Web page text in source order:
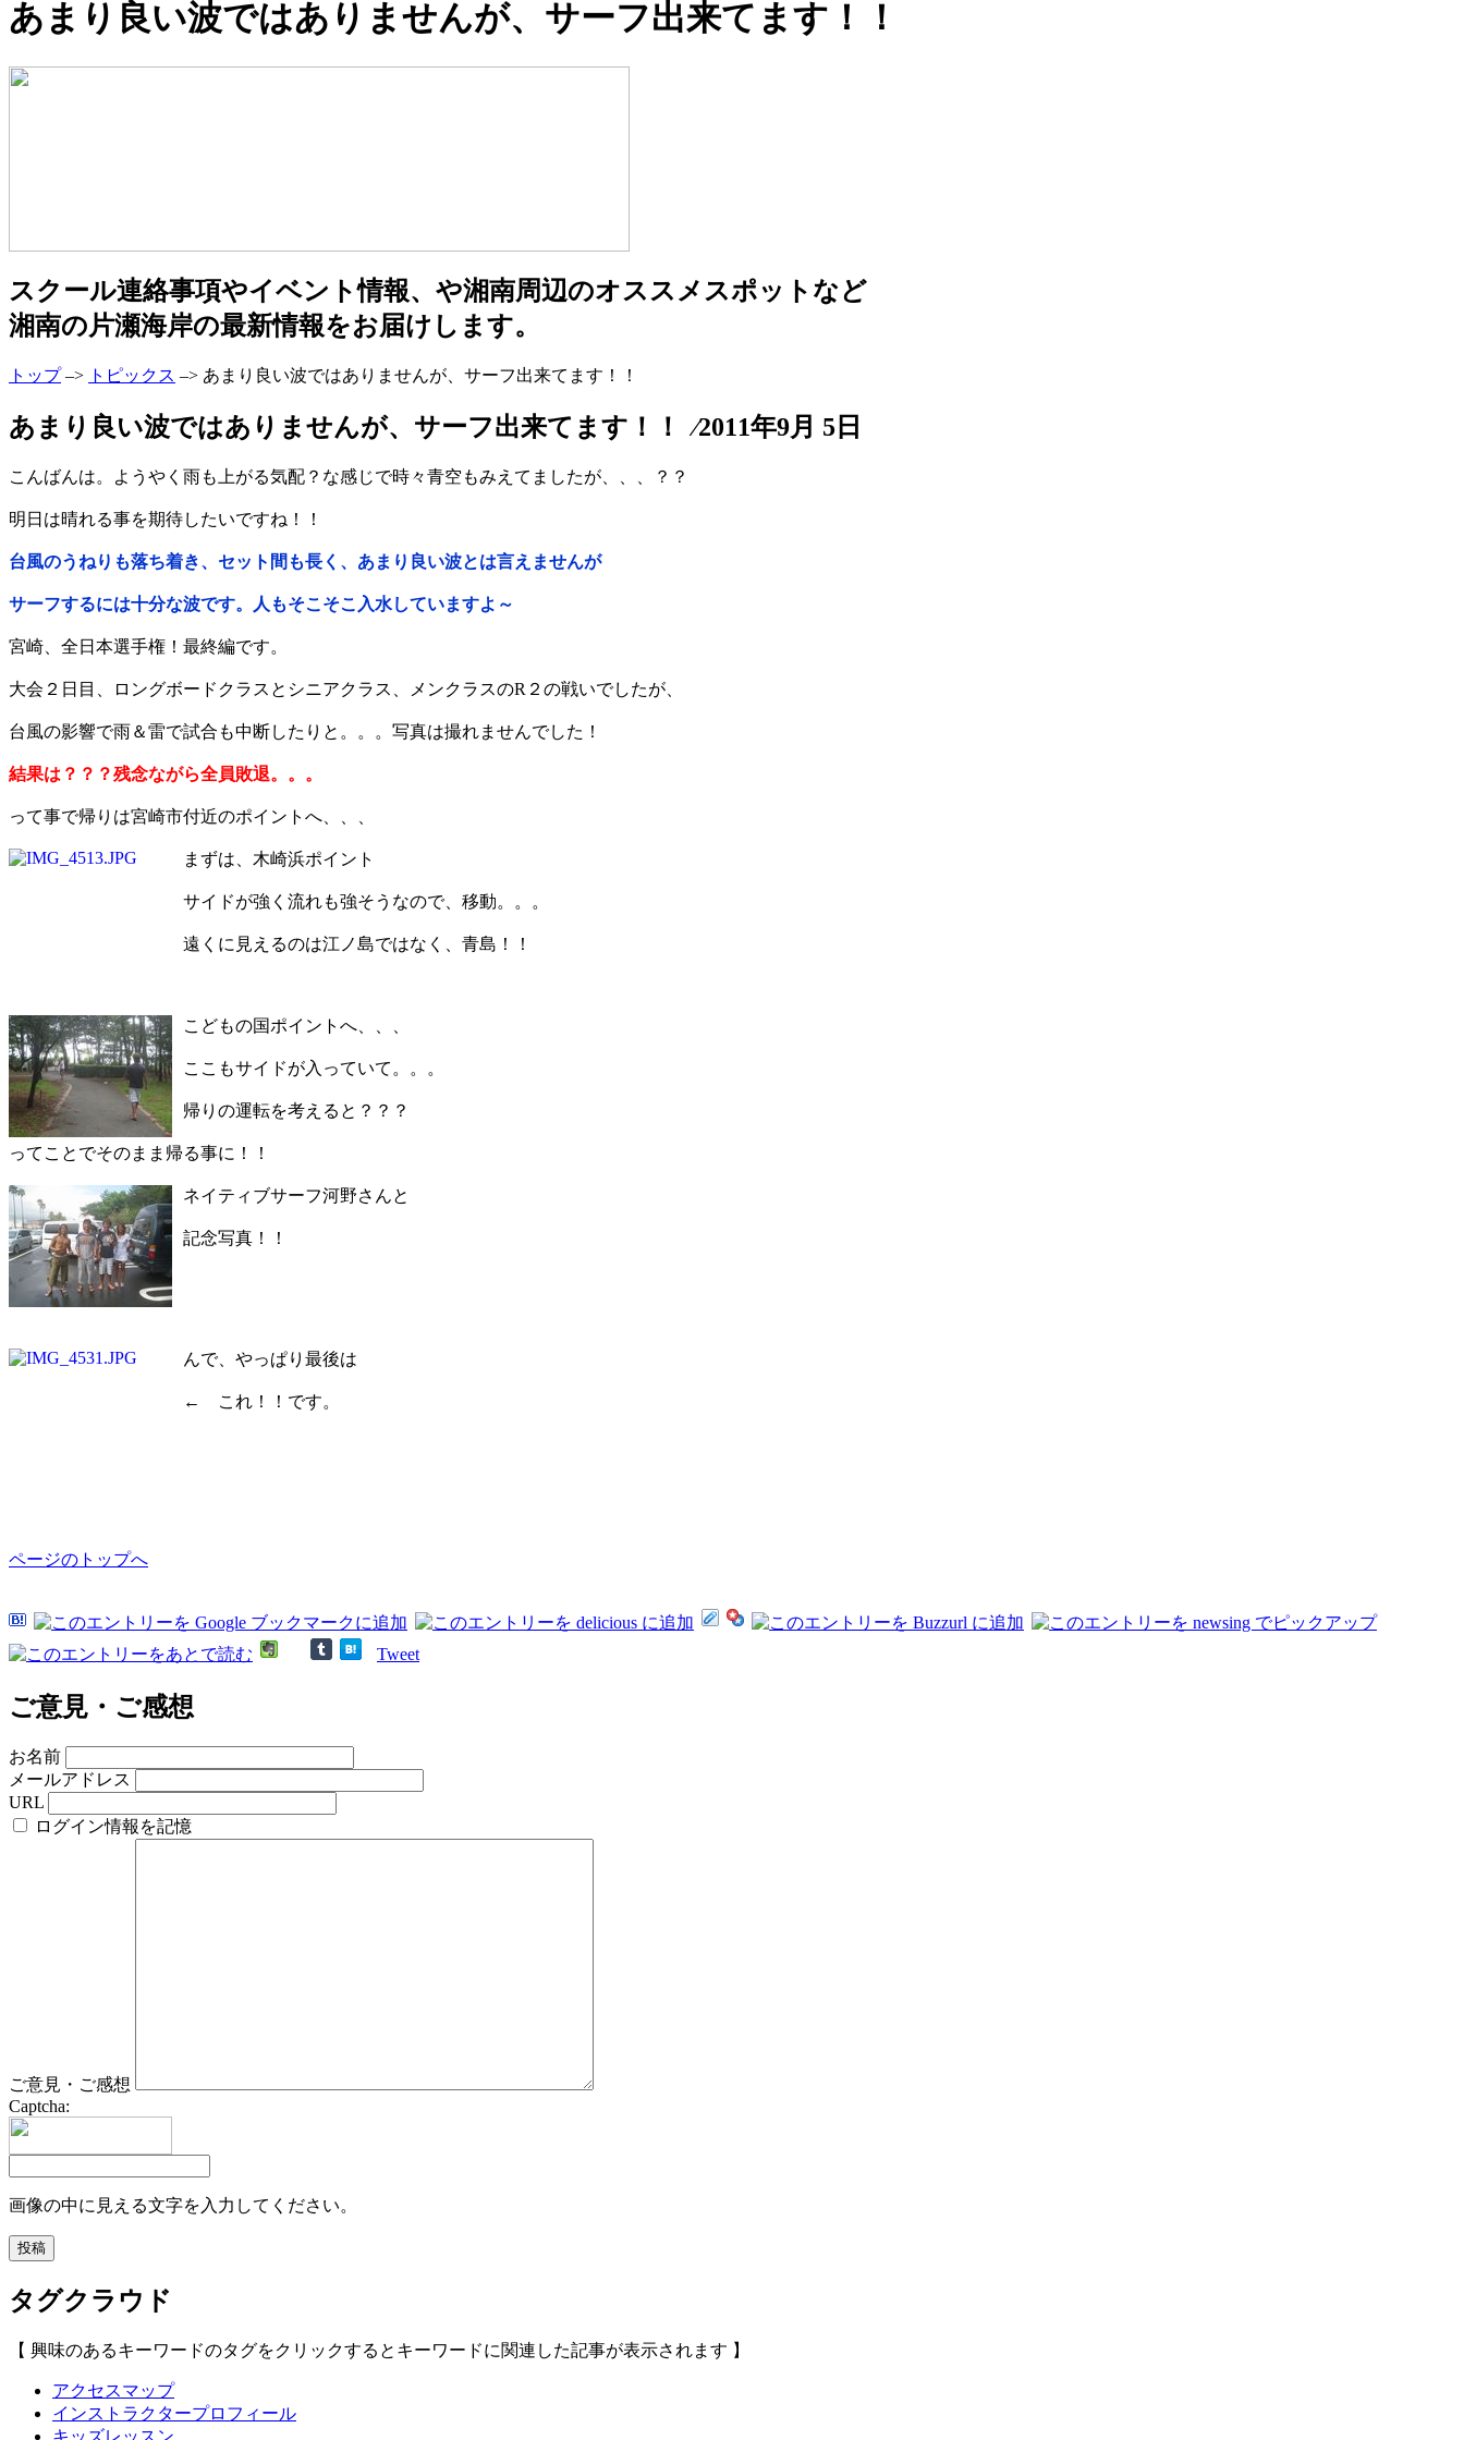
あまり良い波ではありませんが、サーフ出来てます！！
スクール連絡事項やイベント情報、や湘南周辺のオススメスポットなど
湘南の片瀬海岸の最新情報をお届けします。
トップ–> トピックス –> あまり良い波ではありませんが、サーフ出来てます！！
あまり良い波ではありませんが、サーフ出来てます！！ ⁄2011年9月 5日
こんばんは。ようやく雨も上がる気配？な感じで時々青空もみえてましたが、、、？？
明日は晴れる事を期待したいですね！！
台風のうねりも落ち着き、セット間も長く、あまり良い波とは言えませんが
サーフするには十分な波です。人もそこそこ入水していますよ～
宮崎、全日本選手権！最終編です。
大会２日目、ロングボードクラスとシニアクラス、メンクラスのR２の戦いでしたが、
台風の影響で雨＆雷で試合も中断したりと。。。写真は撮れませんでした！
結果は？？？残念ながら全員敗退。。。
って事で帰りは宮崎市付近のポイントへ、、、
まずは、木崎浜ポイント
サイドが強く流れも強そうなので、移動。。。
遠くに見えるのは江ノ島ではなく、青島！！
こどもの国ポイントへ、、、
ここもサイドが入っていて。。。
帰りの運転を考えると？？？
ってことでそのまま帰る事に！！
ネイティブサーフ河野さんと
記念写真！！
んで、やっぱり最後は
← これ！！です。
ページのトップへ
Tweet
ご意見・ご感想
お名前
メールアドレス
URL
ログイン情報を記憶
ご意見・ご感想
Captcha:
画像の中に見える文字を入力してください。
タグクラウド
【 興味のあるキーワードのタグをクリックするとキーワードに関連した記事が表示されます 】
アクセスマップ
インストラクタープロフィール